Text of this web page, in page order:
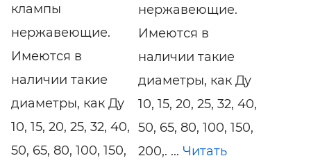
клампы
нержавеющие.
Имеются в
наличии такие
диаметры, как Ду
10, 15, 20, 25, 32, 40,
50, 65, 80, 100, 150,
нержавеющие.
Имеются в
наличии такие
диаметры, как Ду
10, 15, 20, 25, 32, 40,
50, 65, 80, 100, 150,
200,. ... Читать